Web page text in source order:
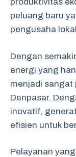
peluang baru
pengusaha
Dengan
energi yang
menjadi sangat
Denpasar.
inovatif,
efisien untuk
Pelayanan